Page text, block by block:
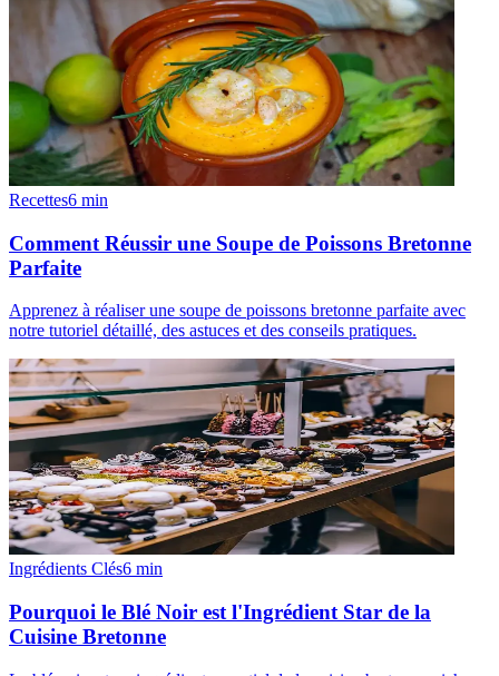
Recettes6 min
Comment Réussir une Soupe de Poissons Bretonne
Parfaite
Apprenez à réaliser une soupe de poissons bretonne parfaite avec
notre tutoriel détaillé, des astuces et des conseils pratiques.
Ingrédients Clés6 min
Pourquoi le Blé Noir est l'Ingrédient Star de la
Cuisine Bretonne